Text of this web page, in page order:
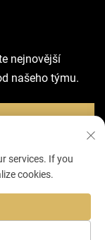
nejnovější
našeho týmu.
Odeslat
services. If you
cookies.